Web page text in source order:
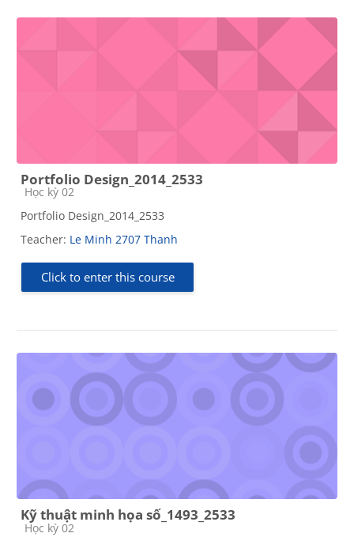
Portfolio Design_2014_2533
Course category
Học kỳ 02
Portfolio Design_2014_2533
Teacher: Le Minh 2707 Thanh
Click to enter this course
Kỹ thuật minh họa số_1493_2533
Course category
Học kỳ 02